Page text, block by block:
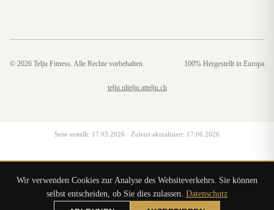
© 2026 Telju Fitness. Alle Rechte vorbehalten. 100% Hergestellt in Europa
telju.nltelju.attelju.ch
Seite erstellt: 17.03.2026 · Zuletzt aktualisiert: 17.06.2026
Wir verwenden Cookies zur Analyse des Websiteverkehrs. Sie können
selbst entscheiden, ob Sie dies zulassen. Datenschutz